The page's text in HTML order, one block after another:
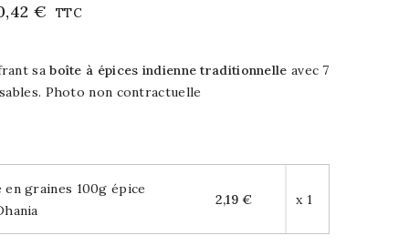
€ TTC
saboîte à épices indienne traditionnelle avec 7
Photo non contractuelle
graines 100g épice
2,19 € x 1